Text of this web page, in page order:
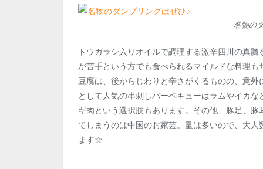
名物の
トウガラシ入りオイルで調理する激辛四川の真
が苦手という方でも食べられるマイルドな料理
豆腐は、後からじわりと辛さがくるものの、意
として人気の串刺しバーベキューはラムやイカ
ギ肉という選択肢もあります。その他、豚足、
てしまうのは中国のお家芸。量は多いので、大
ます☆